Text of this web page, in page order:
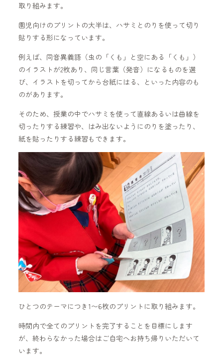
取り組みます。
園児向けのプリントの大半は、ハサミとのりを使って切り
貼りする形になっています。
例えば、同音異義語（虫の「くも」と空にある「くも」）
のイラストが2枚あり、同じ言葉（発音）になるものを選
び、イラストを切ってから台紙にはる、といった内容のも
のがあります。
そのため、授業の中でハサミを使って直線あるいは曲線を
切ったりする練習や、はみ出ないようにのりを塗ったり、
紙を貼ったりする練習もできます。
ひとつのテーマにつき1〜6枚のプリントに取り組みます。
時間内で全てのプリントを完了することを目標にします
が、終わらなかった場合はご自宅へお持ち帰りいただいて
います。